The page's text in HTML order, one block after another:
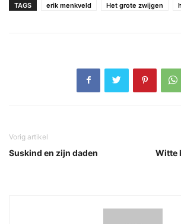
TAGS erik menkveld Het grote zwijgen
Vorig artikel
Suskind en zijn daden
Witte